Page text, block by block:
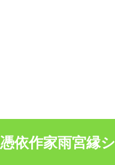
憑依作家雨宮縁